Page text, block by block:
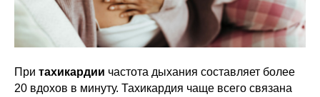
При тахикардии частота дыхания составляет более
20 вдохов в минуту. Тахикардия чаще всего связана